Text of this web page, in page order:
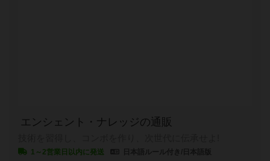
エンシェント・ナレッジの通販
1～2営業日以内に発送